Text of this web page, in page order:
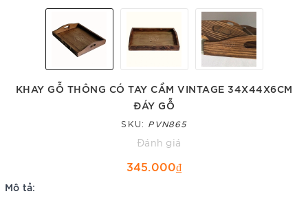
KHAY GỖ THÔNG CÓ TAY CẦM VINTAGE 34X44X6CM
ĐÁY GỖ
SKU: PVN865
Đánh giá
345.000₫
Mô tả: